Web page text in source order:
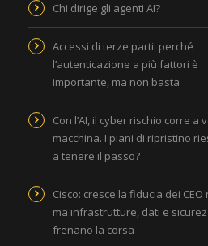
Chi dirige gli agenti AI?
Accessi di terze parti: perché
l’autenticazione a più fattori è
importante, ma non basta
Con l’AI, il cyber rischio corre a
macchina. I piani di ripristino
a tenere il passo?
Cisco: cresce la fiducia dei CEO
ma infrastrutture, dati e
frenano la corsa